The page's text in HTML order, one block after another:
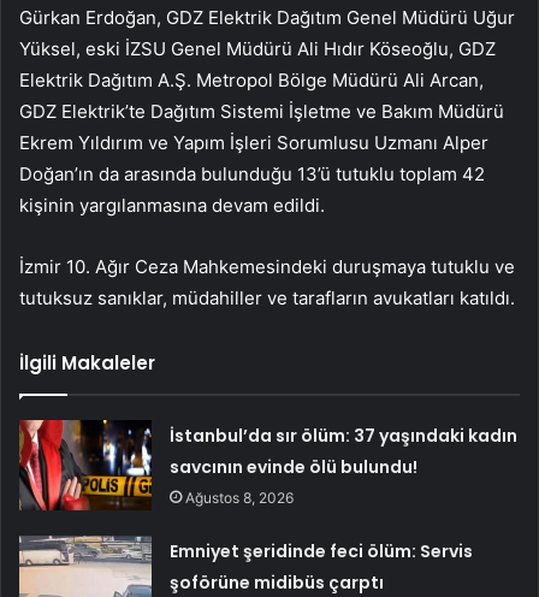
Gürkan Erdoğan, GDZ Elektrik Dağıtım Genel Müdürü Uğur
Yüksel, eski İZSU Genel Müdürü Ali Hıdır Köseoğlu, GDZ
Elektrik Dağıtım A.Ş. Metropol Bölge Müdürü Ali Arcan,
GDZ Elektrik’te Dağıtım Sistemi İşletme ve Bakım Müdürü
Ekrem Yıldırım ve Yapım İşleri Sorumlusu Uzmanı Alper
Doğan’ın da arasında bulunduğu 13’ü tutuklu toplam 42
kişinin yargılanmasına devam edildi.
İzmir 10. Ağır Ceza Mahkemesindeki duruşmaya tutuklu ve
tutuksuz sanıklar, müdahiller ve tarafların avukatları katıldı.
İlgili Makaleler
İstanbul’da sır ölüm: 37 yaşındaki kadın
savcının evinde ölü bulundu!
Ağustos 8, 2026
Emniyet şeridinde feci ölüm: Servis
şoförüne midibüs çarptı